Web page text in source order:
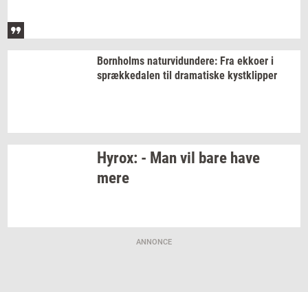
Born­holms na­tur­vi­dun­de­re: Fra ek­ko­er i
spræk­ke­da­len til dra­ma­ti­ske kyst­klip­per
Hyrox: - Man vil bare have
mere
ANNONCE